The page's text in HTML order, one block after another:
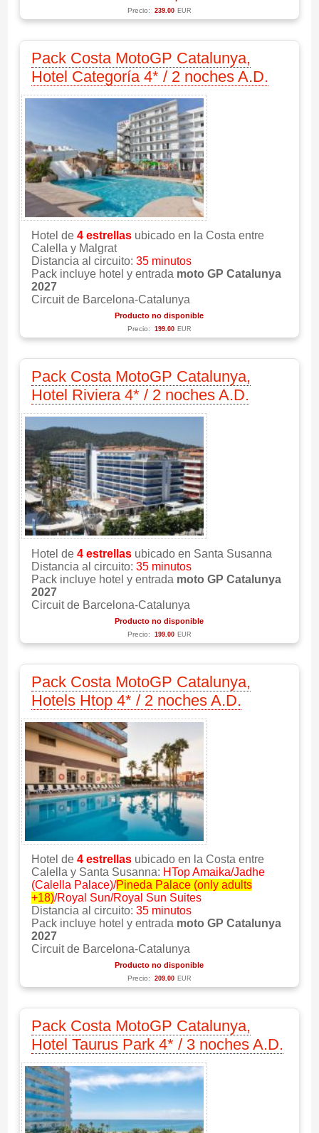
Precio: 239.00 EUR
Pack Costa MotoGP Catalunya,
Hotel Categoría 4* / 2 noches A.D.
Hotel de 4 estrellasubicado en la Costa entre
Calella y Malgrat
Distancia al circuito: 35 minutos
Pack incluye hotel y entrada moto GP Catalunya
2027
Circuit de Barcelona-Catalunya
Producto no disponible
Precio: 199.00 EUR
Pack Costa MotoGP Catalunya,
Hotel Riviera 4* / 2 noches A.D.
Hotel de 4 estrellasubicado en Santa Susanna
Distancia al circuito: 35 minutos
Pack incluye hotel y entrada moto GP Catalunya
2027
Circuit de Barcelona-Catalunya
Producto no disponible
Precio: 199.00 EUR
Pack Costa MotoGP Catalunya,
Hotels Htop 4* / 2 noches A.D.
Hotel de 4 estrellasubicado en la Costa entre
Calella y Santa Susanna: HTop Amaika/Jadhe
(Calella Palace)/Pineda Palace (only adults
+18)/Royal Sun/Royal Sun Suites
Distancia al circuito: 35 minutos
Pack incluye hotel y entrada moto GP Catalunya
2027
Circuit de Barcelona-Catalunya
Producto no disponible
Precio: 209.00 EUR
Pack Costa MotoGP Catalunya,
Hotel Taurus Park 4* / 3 noches A.D.